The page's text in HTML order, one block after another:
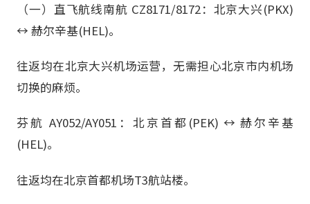
（一）直飞航线南航 CZ8171/8172：北京大兴(PKX)
↔ 赫尔辛基(HEL)。
往返均在北京大兴机场运营，无需担心北京市内机场
切换的麻烦。
芬航 AY052/AY051：北京首都(PEK) ↔ 赫尔辛基
(HEL)。
往返均在北京首都机场T3航站楼。